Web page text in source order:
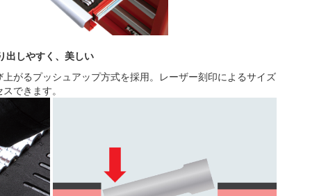
出しやすく、美しい
がるプッシュアップ方式を採用。レーザー刻印によるサイズ
できます。